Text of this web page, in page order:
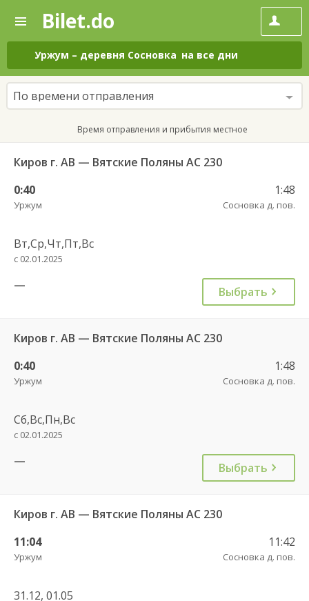
—
Поиск
и
покупка
билетов
на
автобус
онлайн
Bilet.do
Уржум – деревня Сосновка на все дни
По времени отправления
Время отправления и прибытия местное
Киров г. АВ — Вятские Поляны АС 230
0:40
Уржум
1:48
Сосновка д. пов.
Вт,Ср,Чт,Пт,Вс
с 02.01.2025
— Выбрать
Киров г. АВ — Вятские Поляны АС 230
0:40
Уржум
1:48
Сосновка д. пов.
Сб,Вс,Пн,Вс
с 02.01.2025
— Выбрать
Киров г. АВ — Вятские Поляны АС 230
11:04
Уржум
11:42
Сосновка д. пов.
31.12, 01.05